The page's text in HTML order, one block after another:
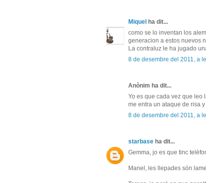
Miquel ha dit...
como se lo inventan los
generacion a estos nuevos
La contraluz le ha jugado
8 de desembre del 2011, a
Anònim ha dit...
Yo es que cada vez que leo
me entra un ataque de risa
8 de desembre del 2011, a
starbase ha dit...
Gemma, jo es que tinc
Manel, les llepades són